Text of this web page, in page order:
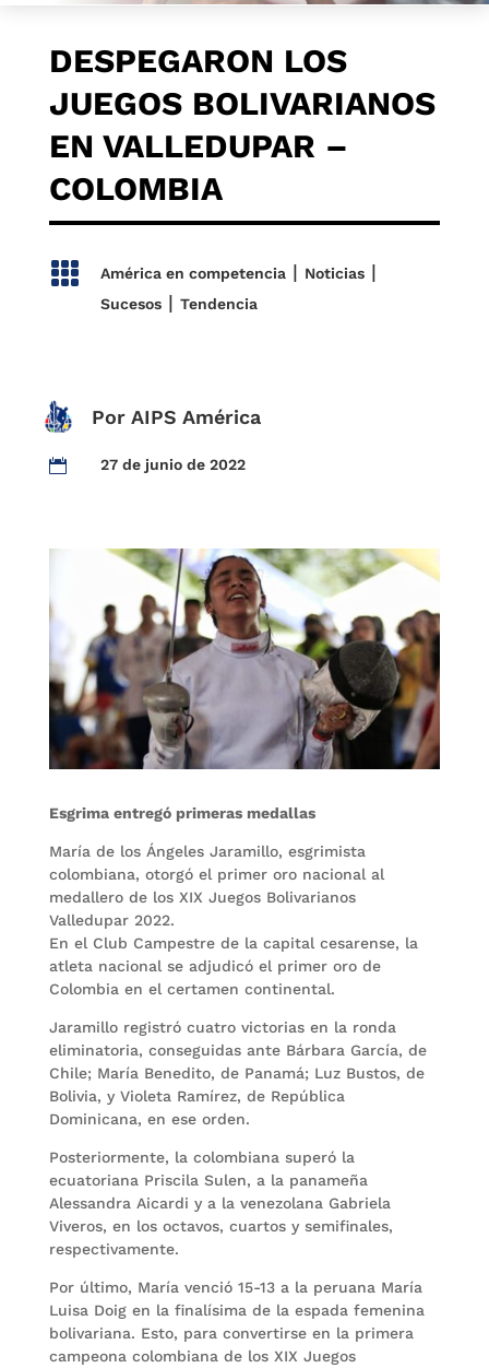
DESPEGARON LOS
JUEGOS BOLIVARIANOS
EN VALLEDUPAR –
COLOMBIA
 América en competencia| Noticias|
Sucesos| Tendencia
Por AIPS América
 27 de junio de 2022
Esgrima entregó primeras medallas
María de los Ángeles Jaramillo, esgrimista
colombiana, otorgó el primer oro nacional al
medallero de los XIX Juegos Bolivarianos
Valledupar 2022.
En el Club Campestre de la capital cesarense, la
atleta nacional se adjudicó el primer oro de
Colombia en el certamen continental.
Jaramillo registró cuatro victorias en la ronda
eliminatoria, conseguidas ante Bárbara García, de
Chile; María Benedito, de Panamá; Luz Bustos, de
Bolivia, y Violeta Ramírez, de República
Dominicana, en ese orden.
Posteriormente, la colombiana superó la
ecuatoriana Priscila Sulen, a la panameña
Alessandra Aicardi y a la venezolana Gabriela
Viveros, en los octavos, cuartos y semifinales,
respectivamente.
Por último, María venció 15-13 a la peruana María
Luisa Doig en la finalísima de la espada femenina
bolivariana. Esto, para convertirse en la primera
campeona colombiana de los XIX Juegos